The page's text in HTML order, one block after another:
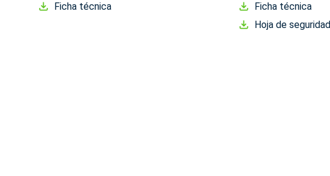
Ficha técnica
Ficha técnica
Hoja de seguridad